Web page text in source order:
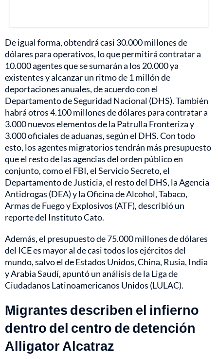
De igual forma, obtendrá casi 30.000 millones de
dólares para operativos, lo que permitirá contratar a
10.000 agentes que se sumarán a los 20.000 ya
existentes y alcanzar un ritmo de 1 millón de
deportaciones anuales, de acuerdo con el
Departamento de Seguridad Nacional (DHS). También
habrá otros 4.100 millones de dólares para contratar a
3.000 nuevos elementos de la Patrulla Fronteriza y
3.000 oficiales de aduanas, según el DHS. Con todo
esto, los agentes migratorios tendrán más presupuesto
que el resto de las agencias del orden público en
conjunto, como el FBI, el Servicio Secreto, el
Departamento de Justicia, el resto del DHS, la Agencia
Antidrogas (DEA) y la Oficina de Alcohol, Tabaco,
Armas de Fuego y Explosivos (ATF), describió un
reporte del Instituto Cato.
Además, el presupuesto de 75.000 millones de dólares
del ICE es mayor al de casi todos los ejércitos del
mundo, salvo el de Estados Unidos, China, Rusia, India
y Arabia Saudí, apuntó un análisis de la Liga de
Ciudadanos Latinoamericanos Unidos (LULAC).
Migrantes describen el infierno
dentro del centro de detención
Alligator Alcatraz